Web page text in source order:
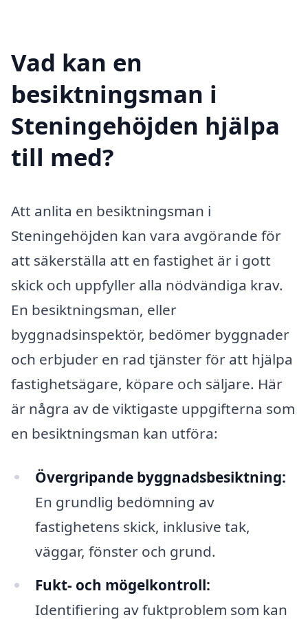
Vad kan en
besiktningsman i
Steningehöjden hjälpa
till med?
Att anlita en besiktningsman i
Steningehöjden kan vara avgörande för
att säkerställa att en fastighet är i gott
skick och uppfyller alla nödvändiga krav.
En besiktningsman, eller
byggnadsinspektör, bedömer byggnader
och erbjuder en rad tjänster för att hjälpa
fastighetsägare, köpare och säljare. Här
är några av de viktigaste uppgifterna som
en besiktningsman kan utföra:
Övergripande byggnadsbesiktning:
En grundlig bedömning av
fastighetens skick, inklusive tak,
väggar, fönster och grund.
Fukt- och mögelkontroll:
Identifiering av fuktproblem som kan